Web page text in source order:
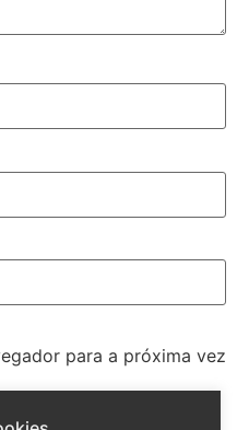
para a próxima vez